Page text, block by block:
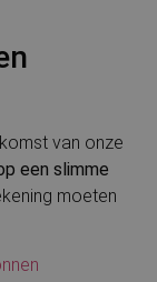
van onze
een slimme
moeten